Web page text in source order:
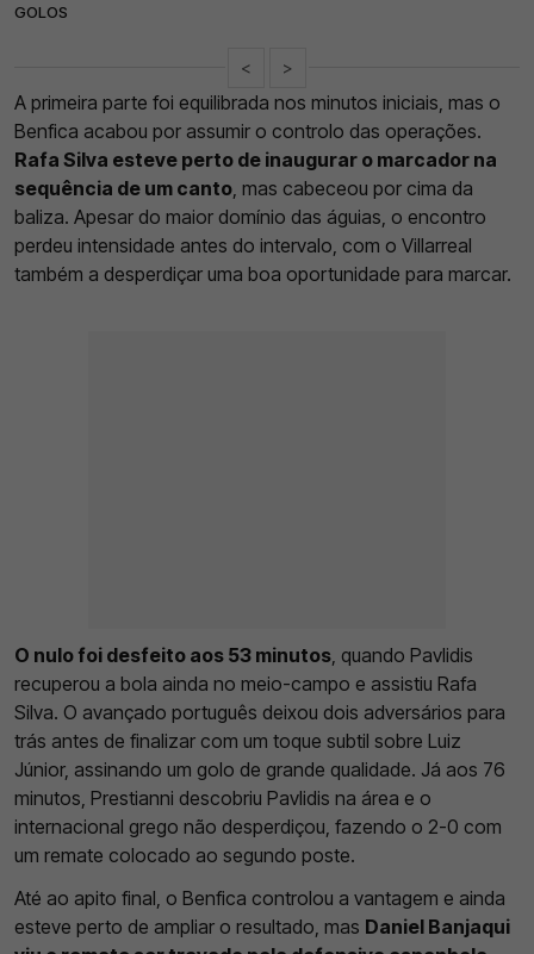
GOLOS
< >
A primeira parte foi equilibrada nos minutos iniciais, mas o
Benfica acabou por assumir o controlo das operações.
Rafa Silva esteve perto de inaugurar o marcador na
sequência de um canto , mas cabeceou por cima da
baliza. Apesar do maior domínio das águias, o encontro
perdeu intensidade antes do intervalo, com o Villarreal
também a desperdiçar uma boa oportunidade para marcar.
O nulo foi desfeito aos 53 minutos , quando Pavlidis
recuperou a bola ainda no meio-campo e assistiu Rafa
Silva. O avançado português deixou dois adversários para
trás antes de finalizar com um toque subtil sobre Luiz
Júnior, assinando um golo de grande qualidade. Já aos 76
minutos, Prestianni descobriu Pavlidis na área e o
internacional grego não desperdiçou, fazendo o 2-0 com
um remate colocado ao segundo poste.
Até ao apito final, o Benfica controlou a vantagem e ainda
esteve perto de ampliar o resultado, mas Daniel Banjaqui